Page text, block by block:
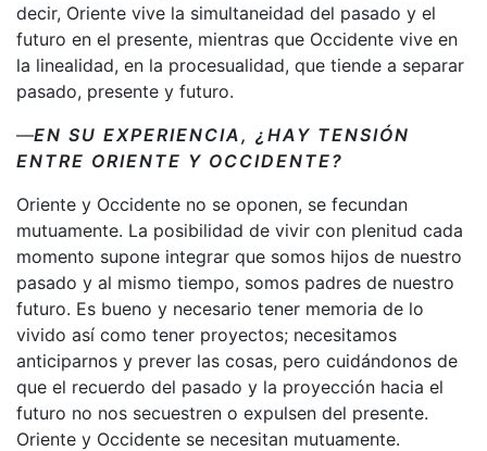
decir, Oriente vive la simultaneidad del pasado y el
futuro en el presente, mientras que Occidente vive en
la linealidad, en la procesualidad, que tiende a separar
pasado, presente y futuro.
—EN SU EXPERIENCIA, ¿HAY TENSIÓN
ENTRE ORIENTE Y OCCIDENTE?
Oriente y Occidente no se oponen, se fecundan
mutuamente. La posibilidad de vivir con plenitud cada
momento supone integrar que somos hijos de nuestro
pasado y al mismo tiempo, somos padres de nuestro
futuro. Es bueno y necesario tener memoria de lo
vivido así como tener proyectos; necesitamos
anticiparnos y prever las cosas, pero cuidándonos de
que el recuerdo del pasado y la proyección hacia el
futuro no nos secuestren o expulsen del presente.
Oriente y Occidente se necesitan mutuamente.